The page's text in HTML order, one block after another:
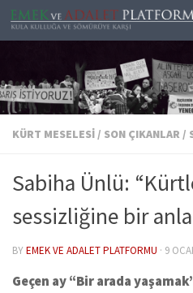
Skip to content
KÜRT MESELESI/ SON ÇIKANLAR /
Sabiha Ünlü:
sessizliğine bir
BYEMEK VE ADALET PLATFORMU · 9
Geçen ay “Bir arada